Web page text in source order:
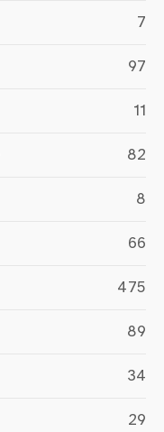
7
97
11
82
8
66
475
89
34
29